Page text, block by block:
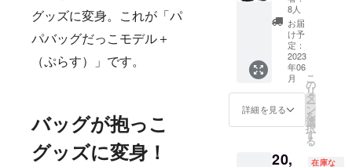
グッズに変身。これが「パ
パバッグだっこモデル＋
（ぷらす）」です。
バッグが抱っこ
グッズに変身！
プルと
なりま
す。商
品は量
産時に
一部仕
様が変
合がご
ざいま
承くだ
約640g
■仕様
メイン
ポケッ
ト×1、
メッ
シュポ
ケット
×1、固
ンナー
ン ■サ
イズ
（約）
タテ：
前面
190、背
面220 ×
最大幅
470 ×
100（m
ルト周
モデル
＋（ぷ
らす）
SG基準
適合 1
点 ■予
定販売
価格
21,780
円
→20,69
材：
8人
お届
け予
定：
2023
年06
月
詳細を見る
こ
の
リ
タ
ー
ン
を
選
択
す
る
20, 在庫な